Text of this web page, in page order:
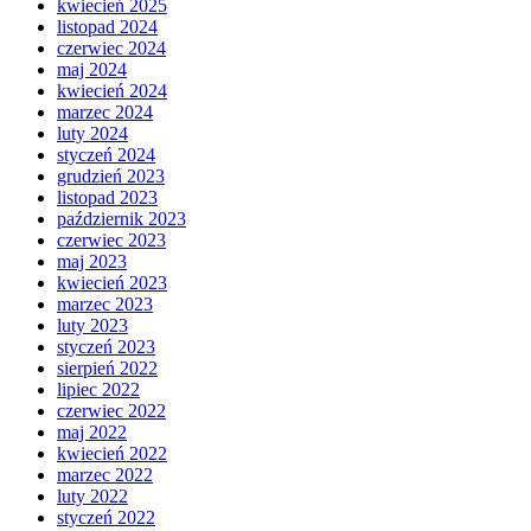
kwiecień 2025
listopad 2024
czerwiec 2024
maj 2024
kwiecień 2024
marzec 2024
luty 2024
styczeń 2024
grudzień 2023
listopad 2023
październik 2023
czerwiec 2023
maj 2023
kwiecień 2023
marzec 2023
luty 2023
styczeń 2023
sierpień 2022
lipiec 2022
czerwiec 2022
maj 2022
kwiecień 2022
marzec 2022
luty 2022
styczeń 2022